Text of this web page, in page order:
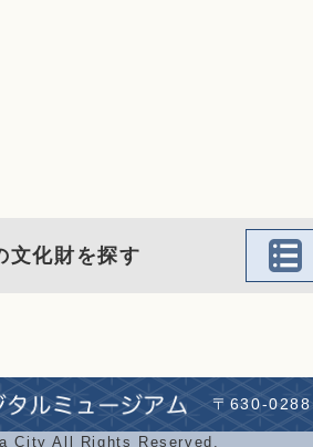
文化財を探す
〒630-0288
City All Rights Reserved.